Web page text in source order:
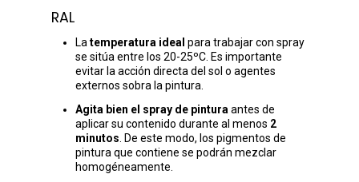
RAL
Latemperatura ideal para trabajar con spray
se sitúa entre los 20-25ºC. Es importante
evitar la acción directa del sol o agentes
externos sobra la pintura.
Agita bien el spray de pintura antes de
aplicar su contenido durante al menos 2
minutos . De este modo, los pigmentos de
pintura que contiene se podrán mezclar
homogéneamente.